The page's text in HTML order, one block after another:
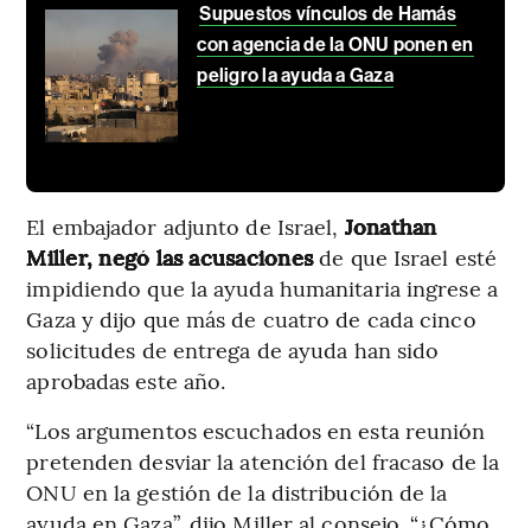
Supuestos vínculos de Hamás
con agencia de la ONU ponen en
peligro la ayuda a Gaza
El embajador adjunto de Israel, Jonathan
Miller, negó las acusacionesde que Israel esté
impidiendo que la ayuda humanitaria ingrese a
Gaza y dijo que más de cuatro de cada cinco
solicitudes de entrega de ayuda han sido
aprobadas este año.
“Los argumentos escuchados en esta reunión
pretenden desviar la atención del fracaso de la
ONU en la gestión de la distribución de la